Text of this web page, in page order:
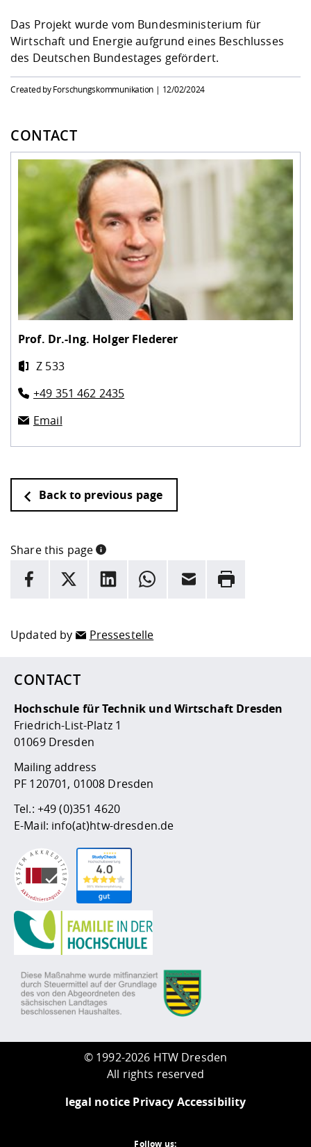
Das Projekt wurde vom Bundesministerium für
Wirtschaft und Energie aufgrund eines Beschlusses
des Deutschen Bundestages gefördert.
Created by Forschungskommunikation | 12/02/2024
CONTACT
Prof. Dr.-Ing. Holger Flederer
Z 533
+49 351 462 2435
Email
Back to previous page
Share this page
INFORMATION
facebook
X LinkedInwhatsappEmail Rrint
Updated by Pressestelle
CONTACT
Hochschule für Technik und Wirtschaft Dresden
Friedrich-List-Platz 1
01069 Dresden
Mailing address
PF 120701, 01008 Dresden
Tel.: +49 (0)351 4620
E-Mail: info(at)htw-dresden.de
© 1992-2026 HTW Dresden
All rights reserved
legal notice Privacy Accessibility
Follow us: